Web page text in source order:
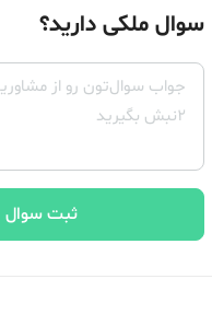
سوال ملکی دارید؟
ثبت سوال